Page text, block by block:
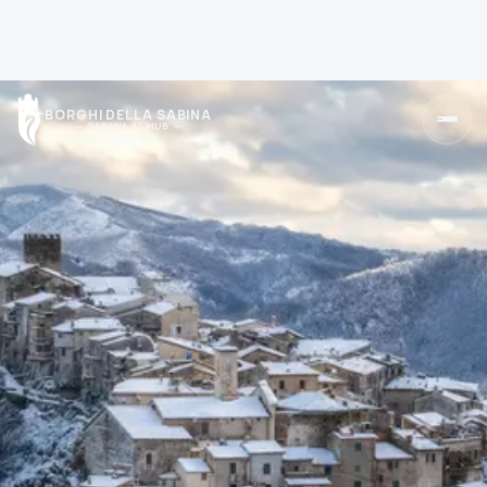
BORGHI DELLA SABINA
— SABINA AI HUB —
Home
Torna alla pagina principale
Borghi
Cerca un borgo o scegli una zona
Sapori
Tradizioni, tavole e produttori